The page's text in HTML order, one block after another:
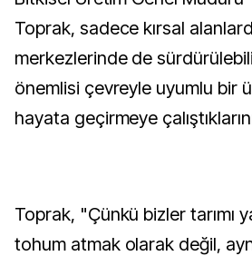
Toprak, sadece kırsal
merkezlerinde de
önemlisi çevreyle uyumlu bir
hayata geçirmeye
Toprak, "Çünkü bizler tarımı
tohum atmak olarak değil,